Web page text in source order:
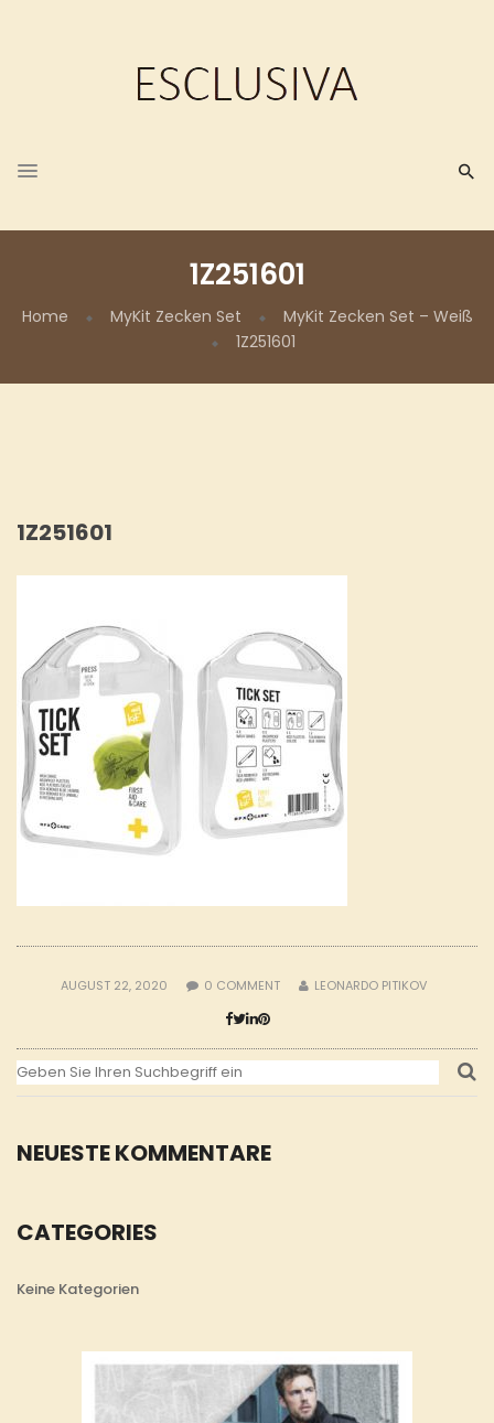
1Z251601
Home MyKit Zecken Set
MyKit Zecken Set – Weiß
1Z251601
NEUESTE KOMMENTARE
CATEGORIES
Keine Kategorien
1Z251601
AUGUST 22, 2020 0 COMMENT LEONARDO PITIKOV